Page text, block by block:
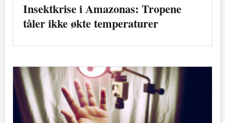
Insektkrise i Amazonas: Tropene
tåler ikke økte temperaturer